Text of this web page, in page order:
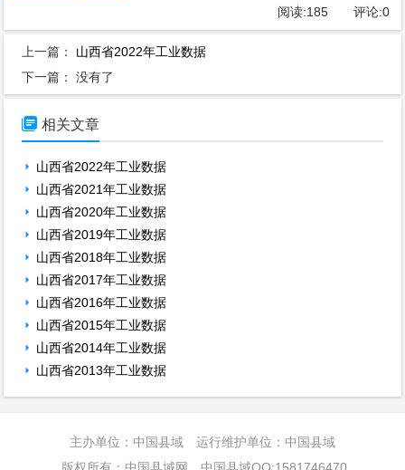
阅读:185评论:0
上一篇： 山西省2022年工业数据
下一篇： 没有了
 相关文章
山西省2022年工业数据
山西省2021年工业数据
山西省2020年工业数据
山西省2019年工业数据
山西省2018年工业数据
山西省2017年工业数据
山西省2016年工业数据
山西省2015年工业数据
山西省2014年工业数据
山西省2013年工业数据
主办单位：中国县域 运行维护单位：中国县域